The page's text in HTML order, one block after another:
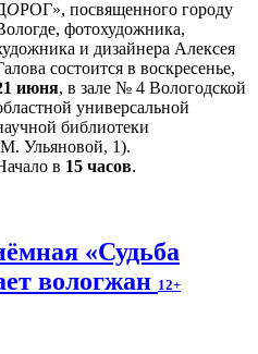
ОРОГ», посвященного городу
фотохудожника,
и дизайнера Алексея
состоится в воскресенье,
июня, в зале № 4 Вологодской
универсальной
библиотеки
Ульяновой, 1).
в 15 часов.
«Судьба
вологжан 12+